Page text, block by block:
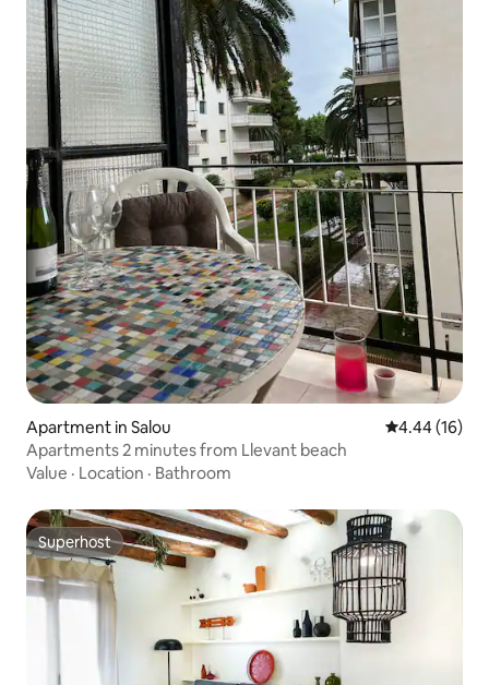
Apartment in Salou 4.44 out of 5
4.44 (16)
Apartments 2 minutes from Llevant beach
Value · Location · Bathroom
Superhost
Superhost